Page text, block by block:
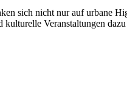
sich nicht nur auf urbane
kulturelle Veranstaltungen